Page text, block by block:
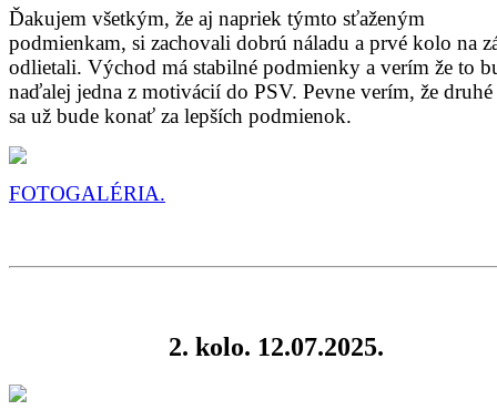
Ďakujem všetkým, že aj napriek týmto sťaženým
podmienkam, si zachovali dobrú náladu a prvé kolo na
odlietali. Východ má stabilné podmienky a verím že to
naďalej jedna z motivácií do PSV. Pevne verím, že
sa už bude konať za lepších podmienok.
FOTOGALÉRIA.
2. kolo. 12.07.2025.